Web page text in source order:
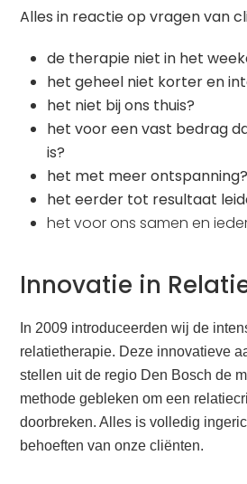
Alles in reactie op vragen van
de therapie niet in het
het geheel niet korter en
het niet bij ons thuis?
het voor een vast bedrag
is?
het met meer ontspanning?
het eerder tot resultaat
het voor ons samen en
Innovatie in
In 2009 introduceerden wij de
relatietherapie. Deze innovatieve
stellen uit de regio Den Bosch de
methode gebleken om een
doorbreken. Alles is volledig
behoeften van onze cliënten.